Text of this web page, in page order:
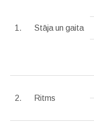
1. Stāja un gaita
2. Ritms